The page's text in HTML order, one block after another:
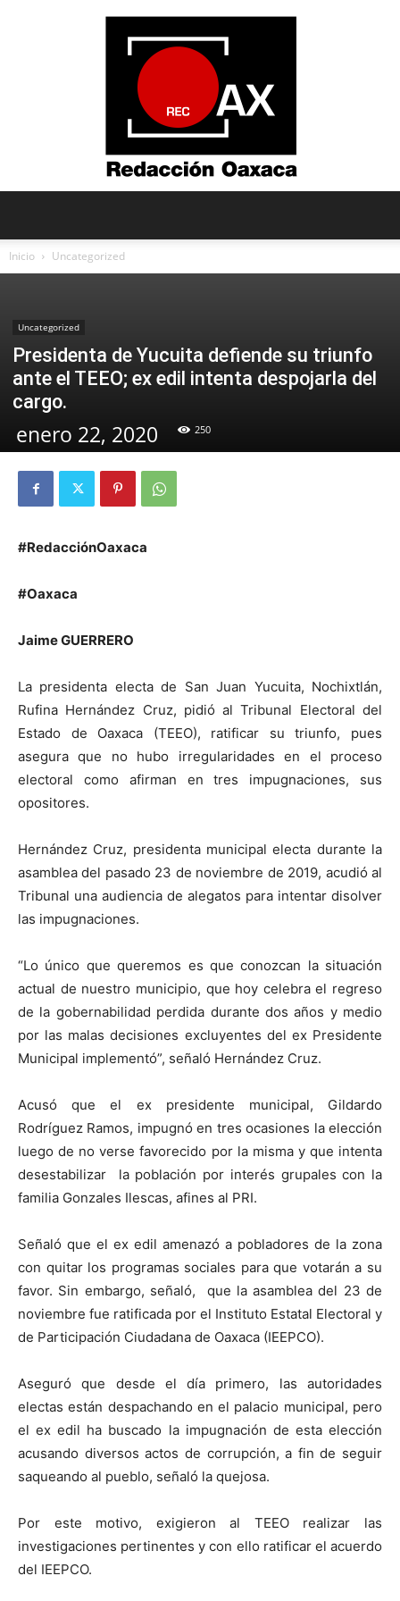
Inicio Uncategorized
Uncategorized
Presidenta de Yucuita defiende su triunfo
ante el TEEO; ex edil intenta despojarla del
cargo.
enero 22, 2020 250
#RedacciónOaxaca
#Oaxaca
Jaime GUERRERO
La presidenta electa de San Juan Yucuita, Nochixtlán,
Rufina Hernández Cruz, pidió al Tribunal Electoral del
Estado de Oaxaca (TEEO), ratificar su triunfo, pues
asegura que no hubo irregularidades en el proceso
electoral como afirman en tres impugnaciones, sus
opositores.
Hernández Cruz, presidenta municipal electa durante la
asamblea del pasado 23 de noviembre de 2019, acudió al
Tribunal una audiencia de alegatos para intentar disolver
las impugnaciones.
“Lo único que queremos es que conozcan la situación
actual de nuestro municipio, que hoy celebra el regreso
de la gobernabilidad perdida durante dos años y medio
por las malas decisiones excluyentes del ex Presidente
Municipal implementó”, señaló Hernández Cruz.
Acusó que el ex presidente municipal, Gildardo
Rodríguez Ramos, impugnó en tres ocasiones la elección
luego de no verse favorecido por la misma y que intenta
desestabilizar la población por interés grupales con la
familia Gonzales Ilescas, afines al PRI.
Señaló que el ex edil amenazó a pobladores de la zona
con quitar los programas sociales para que votarán a su
favor. Sin embargo, señaló, que la asamblea del 23 de
noviembre fue ratificada por el Instituto Estatal Electoral y
de Participación Ciudadana de Oaxaca (IEEPCO).
Aseguró que desde el día primero, las autoridades
electas están despachando en el palacio municipal, pero
el ex edil ha buscado la impugnación de esta elección
acusando diversos actos de corrupción, a fin de seguir
saqueando al pueblo, señaló la quejosa.
Por este motivo, exigieron al TEEO realizar las
investigaciones pertinentes y con ello ratificar el acuerdo
del IEEPCO.